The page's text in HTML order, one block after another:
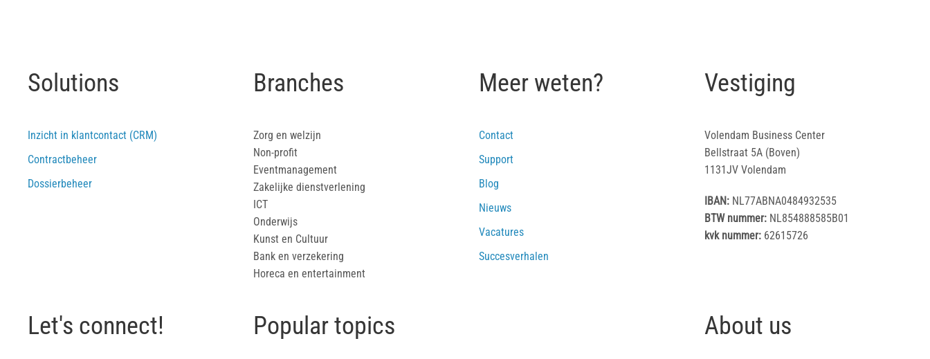
Solutions
Inzicht in klantcontact (CRM)
Contractbeheer
Dossierbeheer
Branches
Zorg en welzijn
Non-profit
Eventmanagement
Zakelijke dienstverlening
ICT
Onderwijs
Kunst en Cultuur
Bank en verzekering
Horeca en entertainment
Meer weten?
Contact
Support
Blog
Nieuws
Vacatures
Succesverhalen
Vestiging
Volendam Business Center
Bellstraat 5A (Boven)
1131JV Volendam
IBAN: NL77ABNA0484932535
BTW nummer: NL854888585B01
kvk nummer: 62615726
Let's connect! Popular topics About us